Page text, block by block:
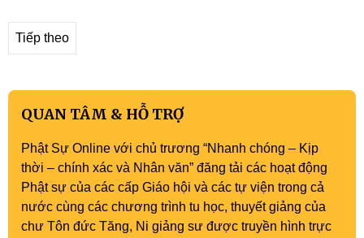
Tiếp theo
QUAN TÂM & HỖ TRỢ
Phật Sự Online với chủ trương “Nhanh chóng – Kịp
thời – chính xác và Nhân văn” đăng tải các hoạt động
Phật sự của các cấp Giáo hội và các tự viện trong cả
nước cùng các chương trình tu học, thuyết giảng của
chư Tôn đức Tăng, Ni giảng sư được truyền hình trực